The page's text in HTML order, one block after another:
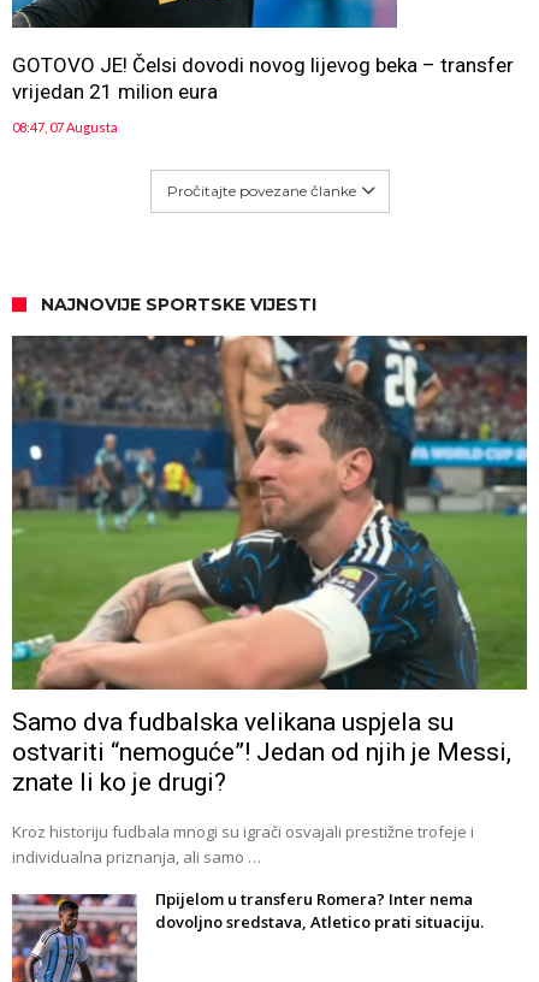
GOTOVO JE! Čelsi dovodi novog lijevog beka – transfer
vrijedan 21 milion eura
08:47, 07 Augusta
Pročitajte povezane članke
NAJNOVIJE SPORTSKE VIJESTI
Samo dva fudbalska velikana uspjela su
ostvariti “nemoguće”! Jedan od njih je Messi,
znate li ko je drugi?
Kroz historiju fudbala mnogi su igrači osvajali prestižne trofeje i
individualna priznanja, ali samo …
Прijelom u transferu Romera? Inter nema
dovoljno sredstava, Atletico prati situaciju.